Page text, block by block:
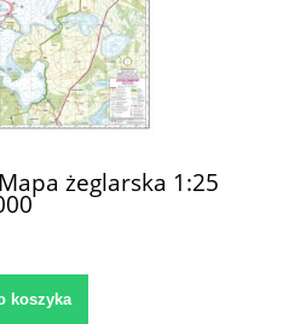
żeglarska 1:25
koszyka